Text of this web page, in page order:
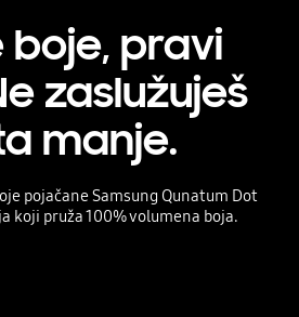
boje, pravi
zaslužuješ
manje.
pojačane Samsung Qunatum Dot
koji pruža 100% volumena boja.